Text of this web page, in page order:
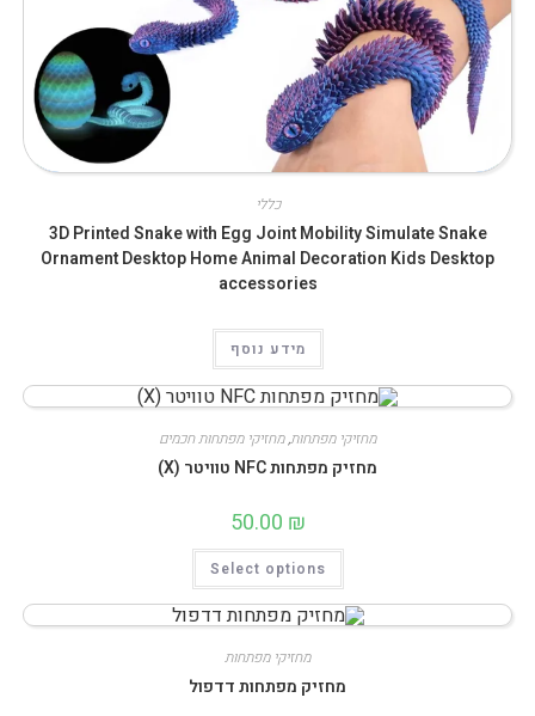
כללי
3D Printed Snake with Egg Joint Mobility Simulate Snake
Ornament Desktop Home Animal Decoration Kids Desktop
accessories
מידע נוסף
מחזיקי מפתחות,מחזיקי מפתחות חכמים
מחזיק מפתחות NFC טוויטר (X)
50.00 ₪
Select options
למוצר
יש
מספר
סוגים.
האפשרויות
מחזיקי מפתחות
מחזיק מפתחות דדפול